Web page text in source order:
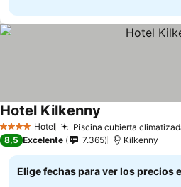
4 EstrellasHotel Piscina cubierta
Hotel Kilkenny
8,5 Excelente 7.365 Kilkenny
Elige fechas para ver los precios